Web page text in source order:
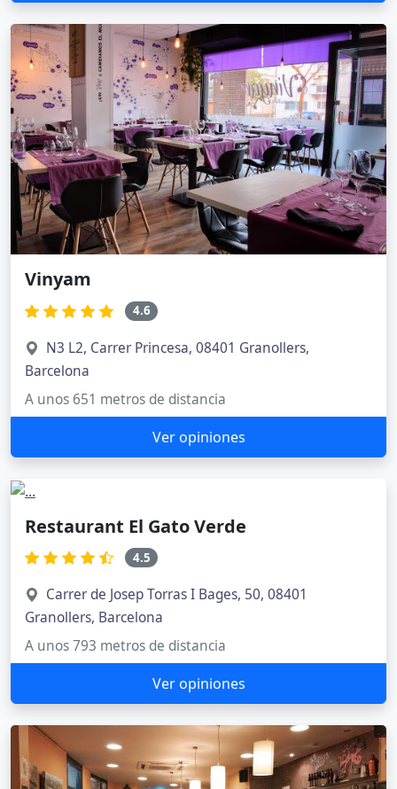
Vinyam
4.6
N3 L2, Carrer Princesa, 08401 Granollers,
Barcelona
A unos 651 metros de distancia
Ver opiniones
Restaurant El Gato Verde
4.5
Carrer de Josep Torras I Bages, 50, 08401
Granollers, Barcelona
A unos 793 metros de distancia
Ver opiniones